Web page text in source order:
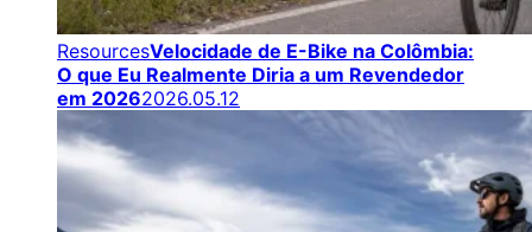
ResourcesVelocidade de E-Bike na Colômbia:
O que Eu Realmente Diria a um Revendedor
em 20262026.05.12